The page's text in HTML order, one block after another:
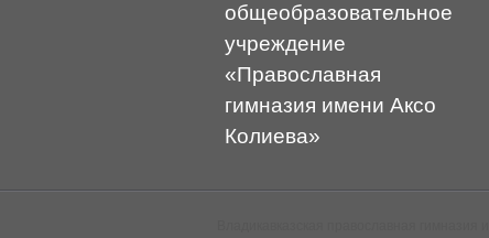
общеобразовательное
учреждение
«Православная
гимназия имени Аксо
Колиева»